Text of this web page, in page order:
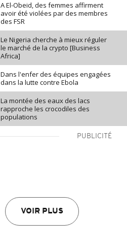
A El-Obeid, des femmes affirment
avoir été violées par des membres
des FSR
Le Nigeria cherche à mieux réguler
le marché de la crypto [Business
Africa]
Dans l'enfer des équipes engagées
dans la lutte contre Ebola
La montée des eaux des lacs
rapproche les crocodiles des
populations
PUBLICITÉ
VOIR PLUS